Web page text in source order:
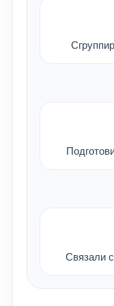
Связали